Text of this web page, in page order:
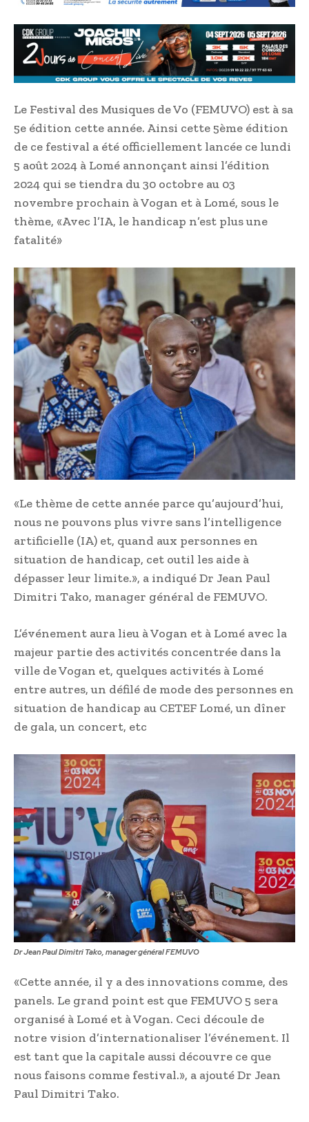
Le Festival des Musiques de Vo (FEMUVO) est à sa
5e édition cette année. Ainsi cette 5ème édition
de ce festival a été officiellement lancée ce lundi
5 août 2024 à Lomé annonçant ainsi l’édition
2024 qui se tiendra du 30 octobre au 03
novembre prochain à Vogan et à Lomé, sous le
thème, «Avec l’IA, le handicap n’est plus une
fatalité»
«Le thème de cette année parce qu’aujourd’hui,
nous ne pouvons plus vivre sans l’intelligence
artificielle (IA) et, quand aux personnes en
situation de handicap, cet outil les aide à
dépasser leur limite.», a indiqué Dr Jean Paul
Dimitri Tako, manager général de FEMUVO.
L’événement aura lieu à Vogan et à Lomé avec la
majeur partie des activités concentrée dans la
ville de Vogan et, quelques activités à Lomé
entre autres, un défilé de mode des personnes en
situation de handicap au CETEF Lomé, un dîner
de gala, un concert, etc
Dr Jean Paul Dimitri Tako, manager général FEMUVO
«Cette année, il y a des innovations comme, des
panels. Le grand point est que FEMUVO 5 sera
organisé à Lomé et à Vogan. Ceci découle de
notre vision d’internationaliser l’événement. Il
est tant que la capitale aussi découvre ce que
nous faisons comme festival.», a ajouté Dr Jean
Paul Dimitri Tako.